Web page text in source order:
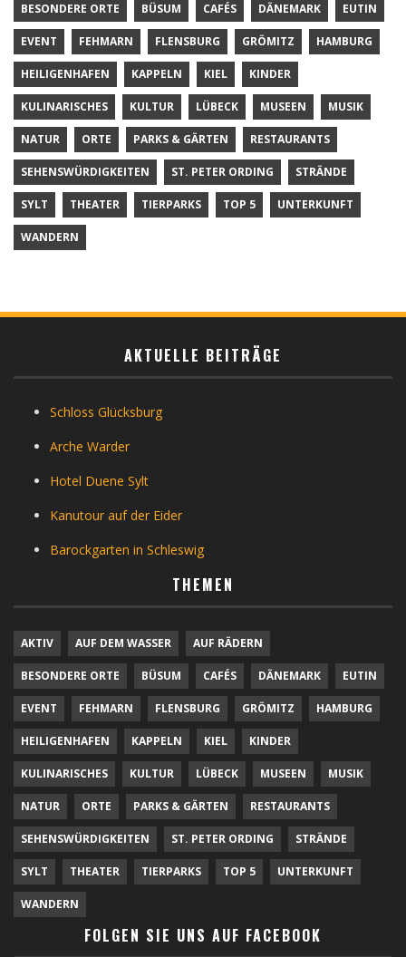
BESONDERE ORTE BÜSUM CAFÉS DÄNEMARK EUTIN
EVENT FEHMARN FLENSBURG GRÖMITZ HAMBURG
HEILIGENHAFEN KAPPELN KIEL KINDER
KULINARISCHES KULTUR LÜBECK MUSEEN MUSIK
NATUR ORTE PARKS & GÄRTEN RESTAURANTS
SEHENSWÜRDIGKEITEN ST. PETER ORDING STRÄNDE
SYLT THEATER TIERPARKS TOP 5 UNTERKUNFT
WANDERN
AKTUELLE BEITRÄGE
Schloss Glücksburg
Arche Warder
Hotel Duene Sylt
Kanutour auf der Eider
Barockgarten in Schleswig
THEMEN
AKTIV AUF DEM WASSER AUF RÄDERN
BESONDERE ORTE BÜSUM CAFÉS DÄNEMARK EUTIN
EVENT FEHMARN FLENSBURG GRÖMITZ HAMBURG
HEILIGENHAFEN KAPPELN KIEL KINDER
KULINARISCHES KULTUR LÜBECK MUSEEN MUSIK
NATUR ORTE PARKS & GÄRTEN RESTAURANTS
SEHENSWÜRDIGKEITEN ST. PETER ORDING STRÄNDE
SYLT THEATER TIERPARKS TOP 5 UNTERKUNFT
WANDERN
FOLGEN SIE UNS AUF FACEBOOK